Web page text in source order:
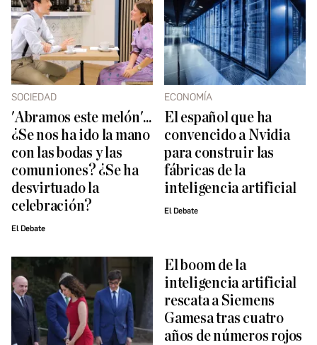
SOCIEDAD
'Abramos este melón'...
¿Se nos ha ido la mano
con las bodas y las
comuniones? ¿Se ha
desvirtuado la
celebración?
El Debate
ECONOMÍA
El español que ha
convencido a Nvidia
para construir las
fábricas de la
inteligencia artificial
El Debate
El boom de la
inteligencia artificial
rescata a Siemens
Gamesa tras cuatro
años de números rojos